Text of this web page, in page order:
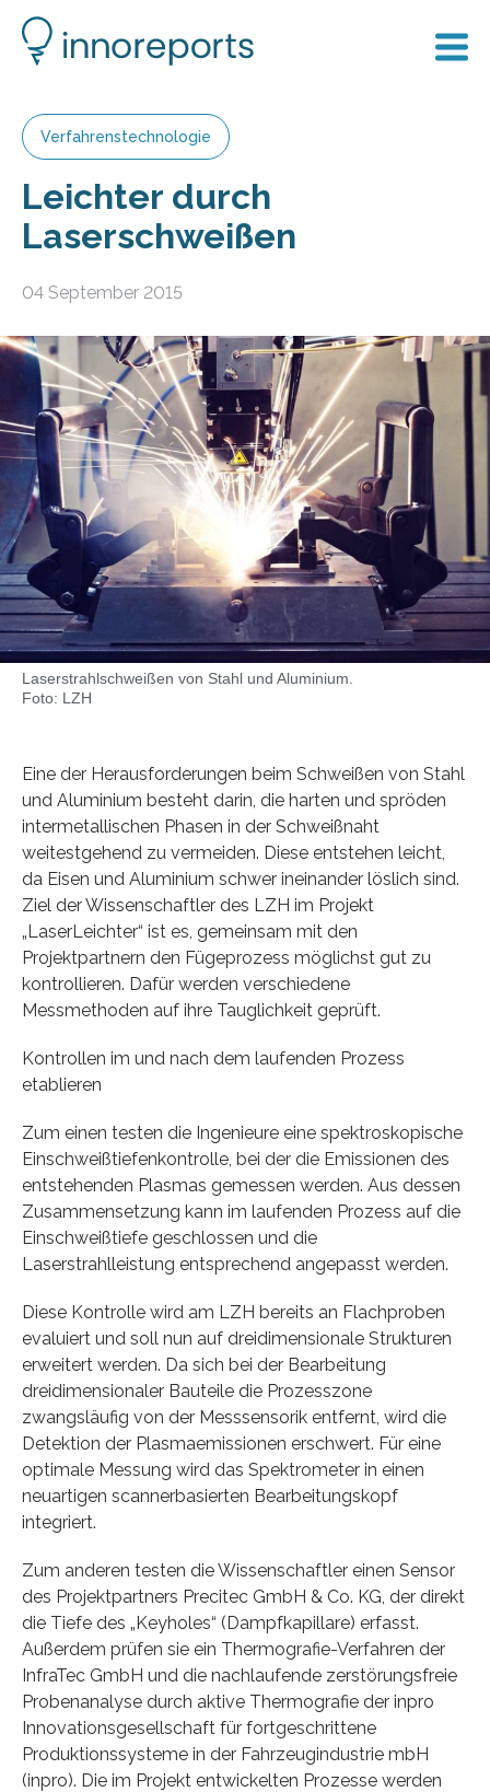
Verfahrenstechnologie
Leichter durch
Laserschweißen
04 September 2015
Laserstrahlschweißen von Stahl und Aluminium.
Foto: LZH
Eine der Herausforderungen beim Schweißen von Stahl
und Aluminium besteht darin, die harten und spröden
intermetallischen Phasen in der Schweißnaht
weitestgehend zu vermeiden. Diese entstehen leicht,
da Eisen und Aluminium schwer ineinander löslich sind.
Ziel der Wissenschaftler des LZH im Projekt
„LaserLeichter“ ist es, gemeinsam mit den
Projektpartnern den Fügeprozess möglichst gut zu
kontrollieren. Dafür werden verschiedene
Messmethoden auf ihre Tauglichkeit geprüft.
Kontrollen im und nach dem laufenden Prozess
etablieren
Zum einen testen die Ingenieure eine spektroskopische
Einschweißtiefenkontrolle, bei der die Emissionen des
entstehenden Plasmas gemessen werden. Aus dessen
Zusammensetzung kann im laufenden Prozess auf die
Einschweißtiefe geschlossen und die
Laserstrahlleistung entsprechend angepasst werden.
Diese Kontrolle wird am LZH bereits an Flachproben
evaluiert und soll nun auf dreidimensionale Strukturen
erweitert werden. Da sich bei der Bearbeitung
dreidimensionaler Bauteile die Prozesszone
zwangsläufig von der Messsensorik entfernt, wird die
Detektion der Plasmaemissionen erschwert. Für eine
optimale Messung wird das Spektrometer in einen
neuartigen scannerbasierten Bearbeitungskopf
integriert.
Zum anderen testen die Wissenschaftler einen Sensor
des Projektpartners Precitec GmbH & Co. KG, der direkt
die Tiefe des „Keyholes“ (Dampfkapillare) erfasst.
Außerdem prüfen sie ein Thermografie-Verfahren der
InfraTec GmbH und die nachlaufende zerstörungsfreie
Probenanalyse durch aktive Thermografie der inpro
Innovationsgesellschaft für fortgeschrittene
Produktionssysteme in der Fahrzeugindustrie mbH
(inpro). Die im Projekt entwickelten Prozesse werden